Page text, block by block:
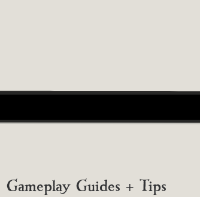
Gameplay Guides + Tips